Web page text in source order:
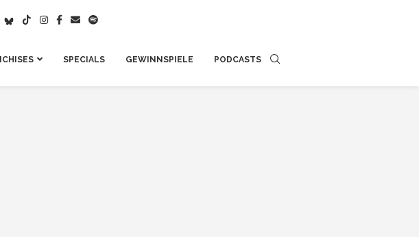
SPECIALS GEWINNSPIELE PODCASTS